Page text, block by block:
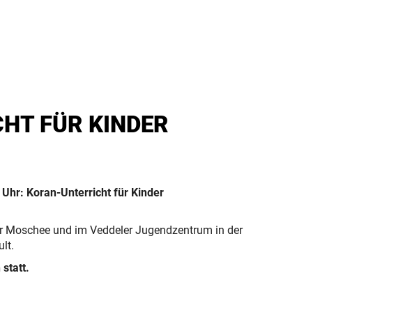
FÜR KINDER
Koran-Unterricht für Kinder
Moschee und im Veddeler Jugendzentrum in der
statt.